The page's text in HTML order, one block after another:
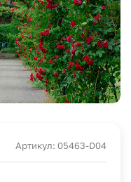
Артикул: 05463-D04